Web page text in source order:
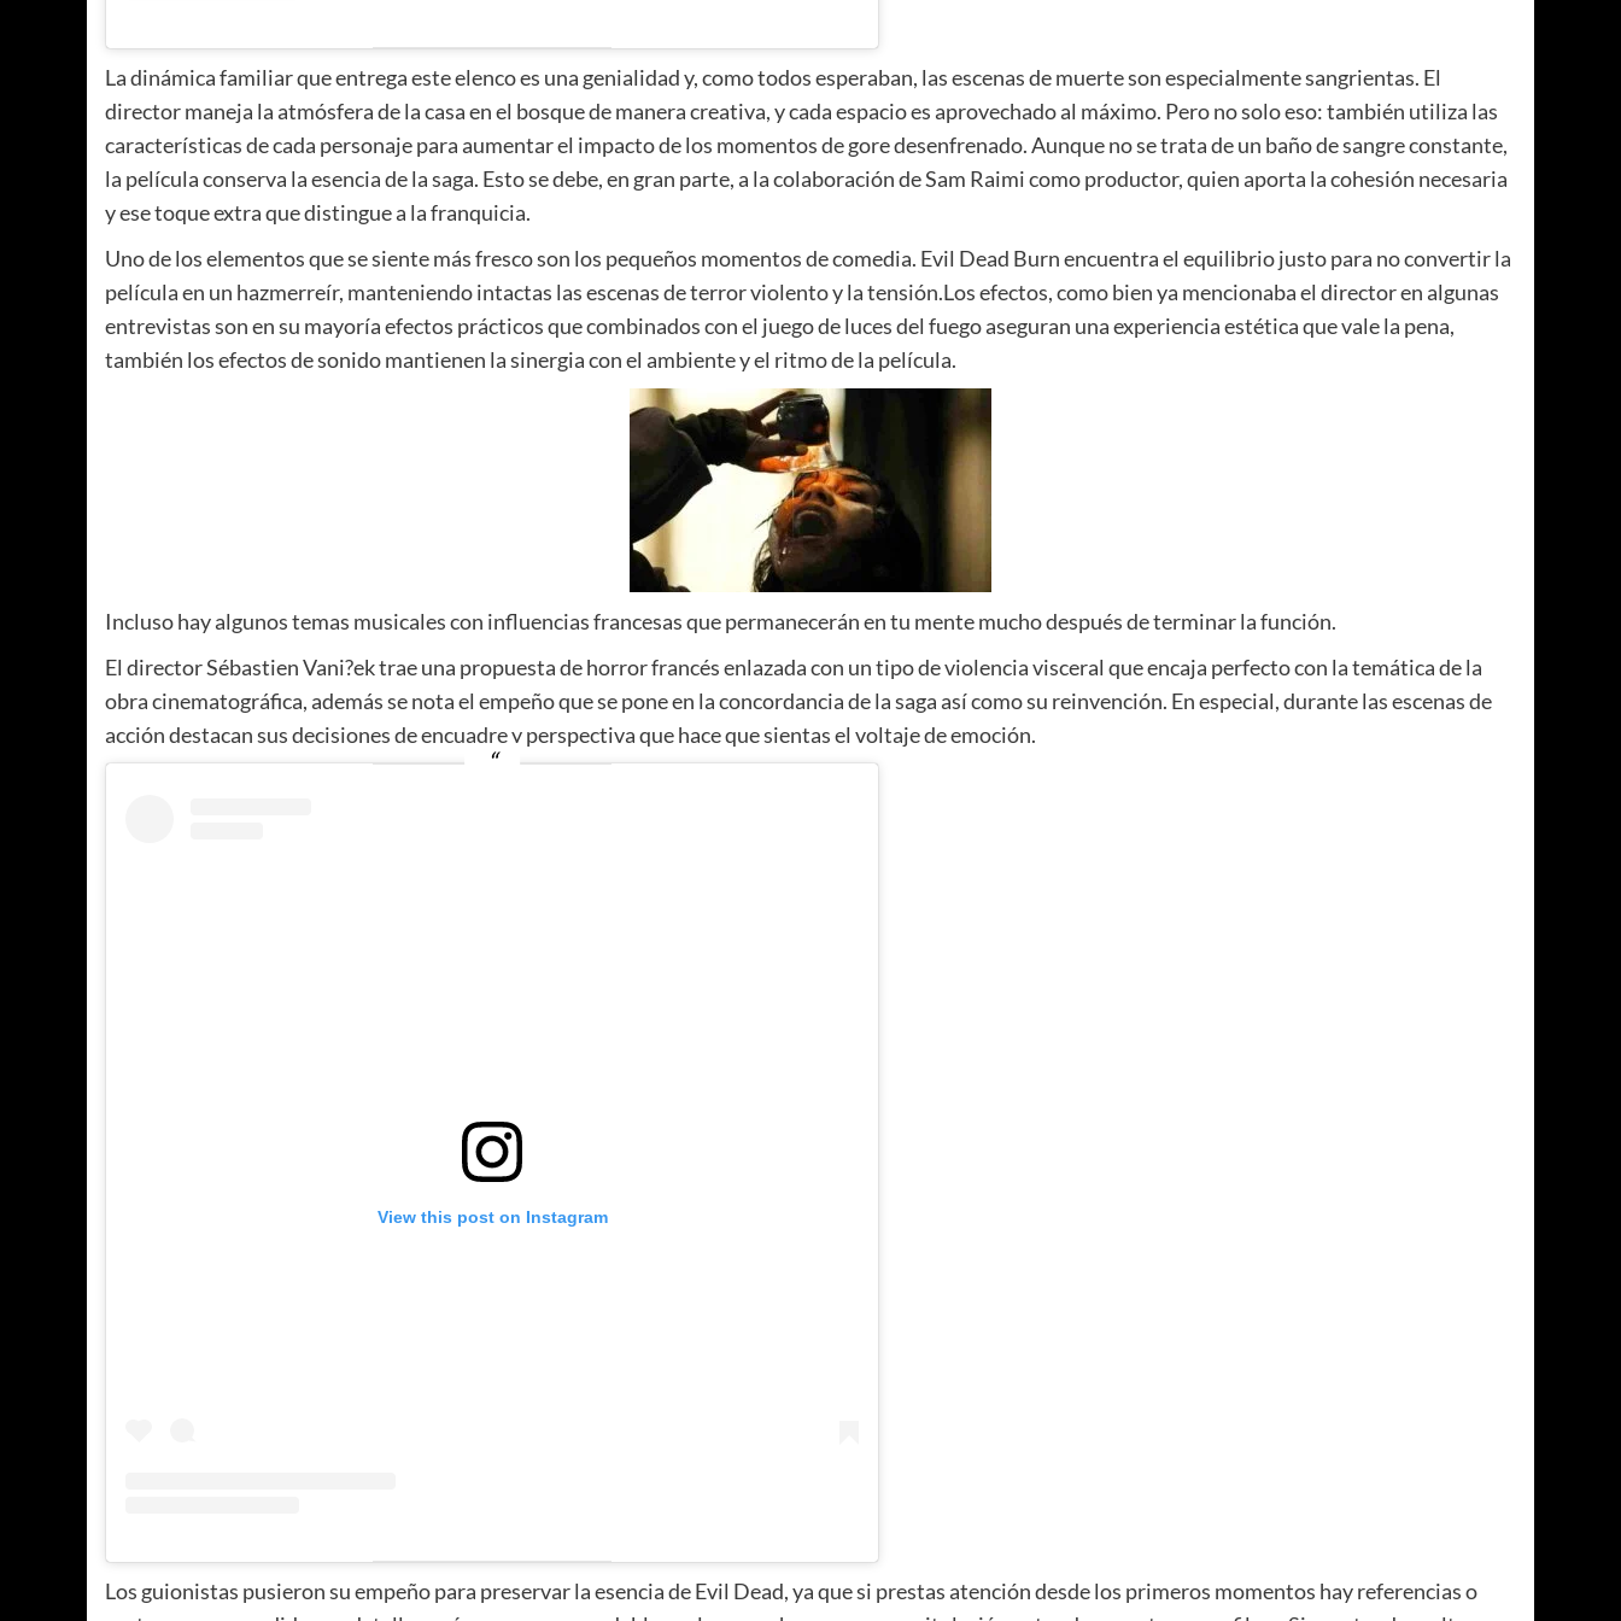
La dinámica familiar que entrega este elenco es una genialidad y, como todos esperaban, las escenas de muerte son especialmente sangrientas. El
director maneja la atmósfera de la casa en el bosque de manera creativa, y cada espacio es aprovechado al máximo. Pero no solo eso: también utiliza las
características de cada personaje para aumentar el impacto de los momentos de gore desenfrenado. Aunque no se trata de un baño de sangre constante,
la película conserva la esencia de la saga. Esto se debe, en gran parte, a la colaboración de Sam Raimi como productor, quien aporta la cohesión necesaria
y ese toque extra que distingue a la franquicia.
Uno de los elementos que se siente más fresco son los pequeños momentos de comedia. Evil Dead Burn encuentra el equilibrio justo para no convertir la
película en un hazmerreír, manteniendo intactas las escenas de terror violento y la tensión.Los efectos, como bien ya mencionaba el director en algunas
entrevistas son en su mayoría efectos prácticos que combinados con el juego de luces del fuego aseguran una experiencia estética que vale la pena,
también los efectos de sonido mantienen la sinergia con el ambiente y el ritmo de la película.
Incluso hay algunos temas musicales con influencias francesas que permanecerán en tu mente mucho después de terminar la función.
El director Sébastien Vani?ek trae una propuesta de horror francés enlazada con un tipo de violencia visceral que encaja perfecto con la temática de la
obra cinematográfica, además se nota el empeño que se pone en la concordancia de la saga así como su reinvención. En especial, durante las escenas de
acción destacan sus decisiones de encuadre y perspectiva que hace que sientas el voltaje de emoción.
View this post on Instagram
Los guionistas pusieron su empeño para preservar la esencia de Evil Dead, ya que si prestas atención desde los primeros momentos hay referencias o